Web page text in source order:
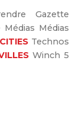
Gazette
Médias Médias
Technos
Winch 5